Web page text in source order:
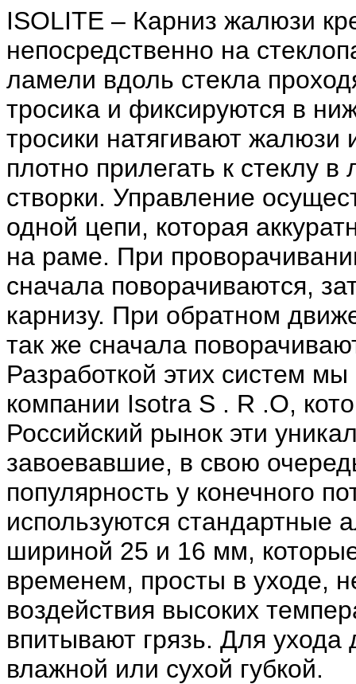
ISOLITE – Карниз жалюзи
непосредственно на
ламели вдоль стекла
тросика и фиксируются в
тросики натягивают
плотно прилегать к стеклу
створки. Управление
одной цепи, которая
на раме. При
сначала поворачиваются,
карнизу. При обратном
так же сначала
Разработкой этих систем
компании Isotra S . R .O,
Российский рынок эти
завоевавшие, в свою
популярность у конечного
используются
шириной 25 и 16 мм,
временем, просты в уходе,
воздействия высоких
впитывают грязь. Для ухода
влажной или сухой губкой.